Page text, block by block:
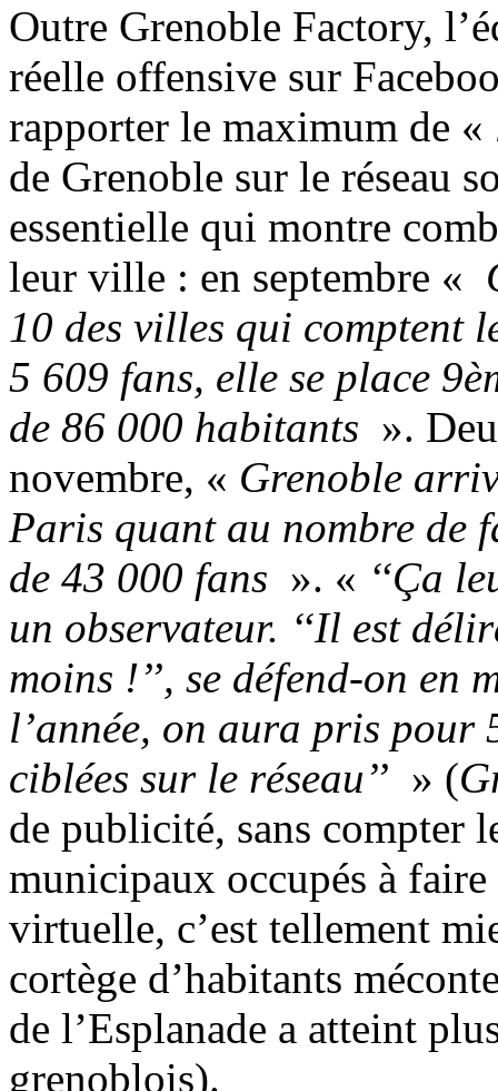
Outre Grenoble Factory,
réelle offensive sur
rapporter le maximum de «
de Grenoble sur le réseau
essentielle qui montre
leur ville : en septembre «
10 des villes qui comptent
5 609 fans, elle se place
de 86 000 habitants ».
novembre, « Grenoble
Paris quant au nombre de
de 43 000 fans ». « ‘‘Ça
un observateur. ‘‘Il est
moins !’’, se défend-on en
l’année, on aura pris pour
ciblées sur le réseau’’ » (
de publicité, sans compter
municipaux occupés à
virtuelle, c’est tellement
cortège d’habitants
de l’Esplanade a atteint
grenoblois).